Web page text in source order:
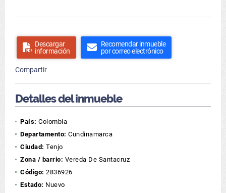
Descargar
información
Recomendar inmueble
por correo electrónico
Compartir
Detalles del inmueble
País: Colombia
Departamento: Cundinamarca
Ciudad: Tenjo
Zona / barrio: Vereda De Santacruz
Código: 2836926
Estado: Nuevo